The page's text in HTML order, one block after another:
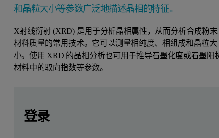
和晶粒大小等参数广泛地描述晶相的特征。
X射线衍射 (XRD) 是用于分析晶相属性，从而分析合成粉末
材料质量的常用技术。它可以测量相纯度、相组成和晶粒大
小。使用 XRD 的晶相分析也可用于推导石墨化度或石墨阳
材料中的取向指数等参数。
锂离子电池中使用的电极对其电化学性能有着决定
登录